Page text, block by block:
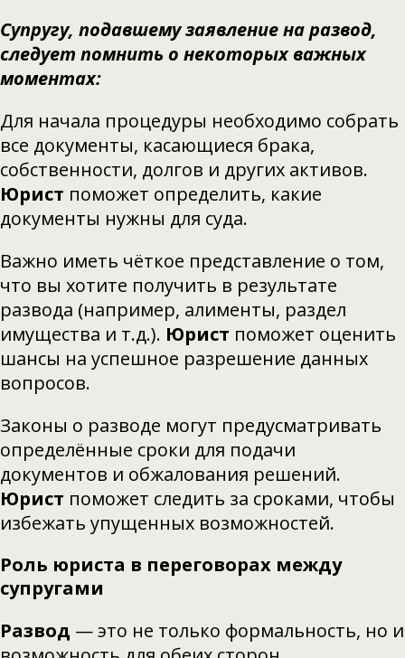
Супругу, подавшему заявление на развод,
следует помнить о некоторых важных
моментах:
Для начала процедуры необходимо собрать
все документы, касающиеся брака,
собственности, долгов и других активов.
Юрист поможет определить, какие
документы нужны для суда.
Важно иметь чёткое представление о том,
что вы хотите получить в результате
развода (например, алименты, раздел
имущества и т.д.). Юрист поможет оценить
шансы на успешное разрешение данных
вопросов.
Законы о разводе могут предусматривать
определённые сроки для подачи
документов и обжалования решений.
Юрист поможет следить за сроками, чтобы
избежать упущенных возможностей.
Роль юриста в переговорах между
супругами
Развод — это не только формальность, но и